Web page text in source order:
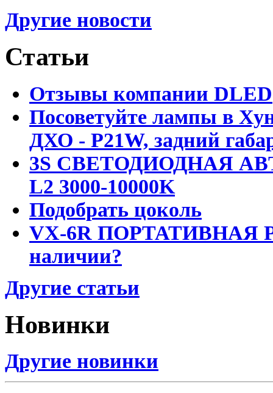
Другие новости
Статьи
Отзывы компании DLED
Посоветуйте лампы в
ДХО - P21W, задний
3S СВЕТОДИОДНАЯ
L2 3000-10000K
Подобрать цоколь
VX-6R ПОРТАТИВНАЯ
наличии?
Другие статьи
Новинки
Другие новинки